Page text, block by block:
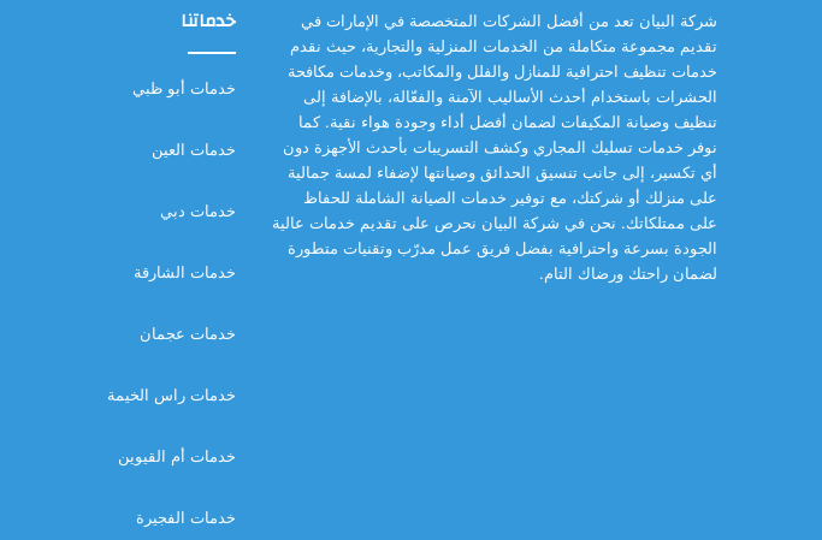
شركة البيان تعد من أفضل الشركات المتخصصة في الإمارات في
تقديم مجموعة متكاملة من الخدمات المنزلية والتجارية، حيث نقدم
خدمات تنظيف احترافية للمنازل والفلل والمكاتب، وخدمات مكافحة
الحشرات باستخدام أحدث الأساليب الآمنة والفعّالة، بالإضافة إلى
تنظيف وصيانة المكيفات لضمان أفضل أداء وجودة هواء نقية. كما
نوفر خدمات تسليك المجاري وكشف التسريبات بأحدث الأجهزة دون
أي تكسير، إلى جانب تنسيق الحدائق وصيانتها لإضفاء لمسة جمالية
على منزلك أو شركتك، مع توفير خدمات الصيانة الشاملة للحفاظ
على ممتلكاتك. نحن في شركة البيان نحرص على تقديم خدمات عالية
الجودة بسرعة واحترافية بفضل فريق عمل مدرّب وتقنيات متطورة
لضمان راحتك ورضاك التام.
خدماتنا
خدمات أبو ظبي
خدمات العين
خدمات دبي
خدمات الشارقة
خدمات عجمان
خدمات راس الخيمة
خدمات أم القيوين
خدمات الفجيرة